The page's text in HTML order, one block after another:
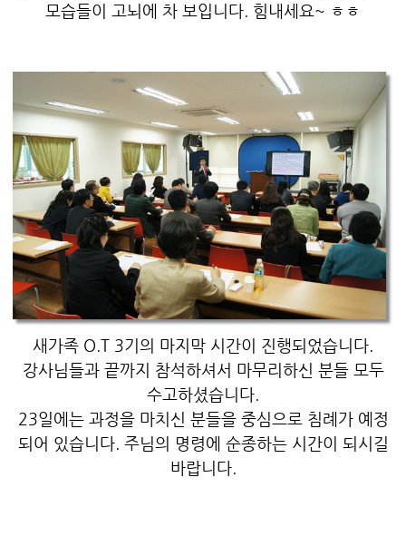
모습들이 고뇌에 차 보입니다. 힘내세요~ ㅎㅎ
새가족 O.T 3기의 마지막 시간이 진행되었습니다.
강사님들과 끝까지 참석하셔서 마무리하신 분들 모두
수고하셨습니다.
23일에는 과정을 마치신 분들을 중심으로 침례가 예정
되어 있습니다. 주님의 명령에 순종하는 시간이 되시길
바랍니다.